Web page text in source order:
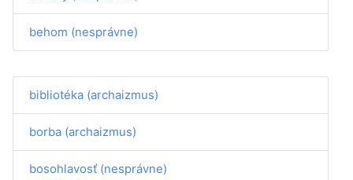
behom (nesprávne)
bibliotéka (archaizmus)
borba (archaizmus)
bosohlavosť (nesprávne)